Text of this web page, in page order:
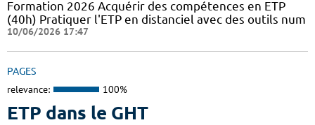
Formation 2026 Acquérir des compétences en ETP
(40h) Pratiquer l'ETP en distanciel avec des outils num
10/06/2026 17:47
PAGES
relevance: 100%
ETP dans le GHT